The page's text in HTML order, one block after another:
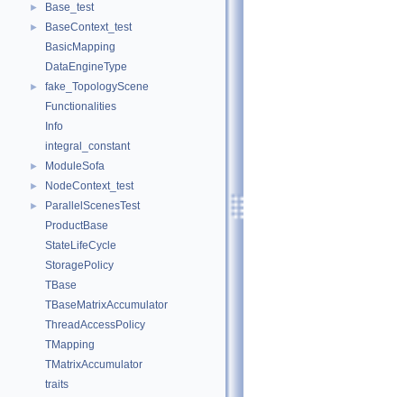
► Base_test
►
BaseContext_test
BasicMapping
DataEngineType
►
fake_TopologyScene
Functionalities
Info
integral_constant
► ModuleSofa
► NodeContext_test
►
ParallelScenesTest
ProductBase
StateLifeCycle
StoragePolicy
TBase
TBaseMatrixAccumulator
ThreadAccessPolicy
TMapping
TMatrixAccumulator
traits